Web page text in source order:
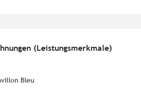
(Leistungsmerkmale)
(Leistungsmerkmale)
Bleu